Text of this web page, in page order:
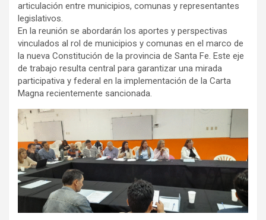
articulación entre municipios, comunas y representantes
legislativos.
En la reunión se abordarán los aportes y perspectivas
vinculados al rol de municipios y comunas en el marco de
la nueva Constitución de la provincia de Santa Fe. Este eje
de trabajo resulta central para garantizar una mirada
participativa y federal en la implementación de la Carta
Magna recientemente sancionada.